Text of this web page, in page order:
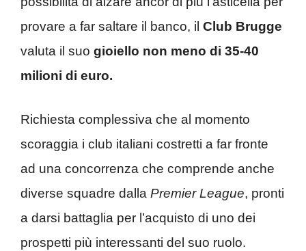
provare a far saltare il banco, il Club Brugge
valuta il suo gioiello non meno di 35-40
milioni di euro.
Richiesta complessiva che al momento
scoraggia i club italiani costretti a far fronte
ad una concorrenza che comprende anche
diverse squadre dalla Premier League, pronti
a darsi battaglia per l’acquisto di uno dei
prospetti più interessanti del suo ruolo.